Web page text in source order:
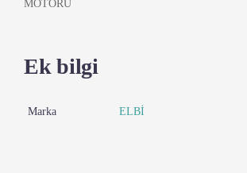
MOTORU
Ek bilgi
Marka ELBİ